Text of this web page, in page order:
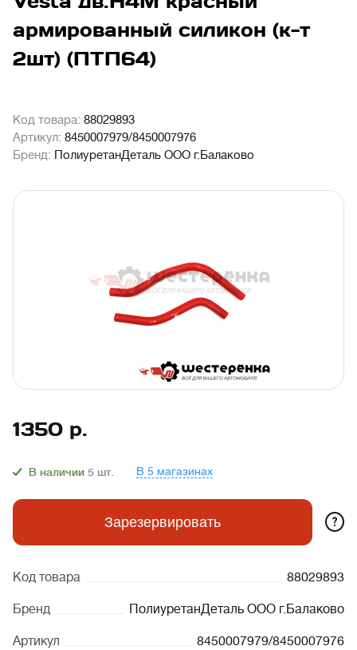
армированный силикон (к-т
2шт) (ПТП64)
Код товара: 88029893
Артикул: 8450007979/8450007976
Бренд: ПолиуретанДеталь ООО г.Балаково
1350 р.
В наличии 5 шт. В 5 магазинах
Зарезервировать ?
Код товара 88029893
Бренд ПолиуретанДеталь ООО г.Балаково
Артикул 8450007979/8450007976